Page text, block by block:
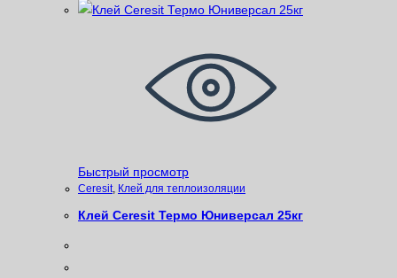
Быстрый просмотр
Ceresit, Клей для теплоизоляции
Клей Ceresit Термо Юниверсал 25кг